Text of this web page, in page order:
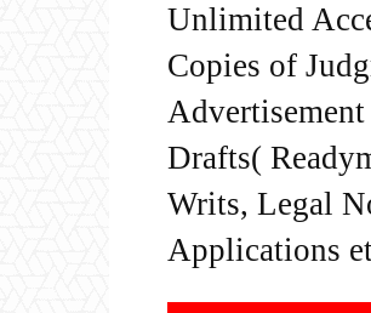
Unlimited
Copies of
Drafts(
Writs, Legal
Applications